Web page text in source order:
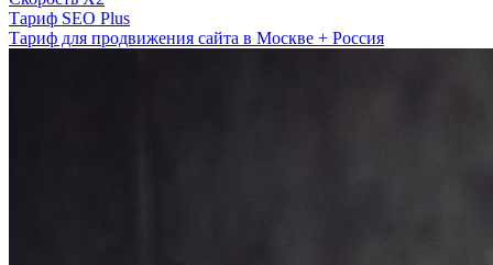
Тариф SEO Plus
Тариф для продвижения сайта в Москве + Россия